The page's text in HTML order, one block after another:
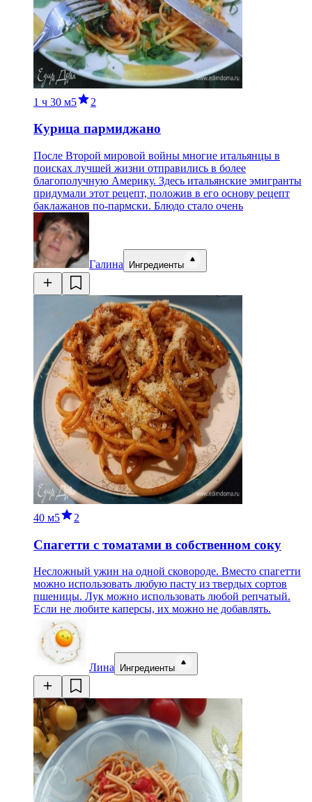
1 ч 30 м5 2
Курица пармиджано
После Второй мировой войны многие итальянцы в
поисках лучшей жизни отправились в более
благополучную Америку. Здесь итальянские эмигранты
придумали этот рецепт, положив в его основу рецепт
баклажанов по-пармски. Блюдо стало очень
Галина Ингредиенты
40 м5 2
Спагетти с томатами в собственном соку
Несложный ужин на одной сковороде. Вместо спагетти
можно использовать любую пасту из твердых сортов
пшеницы. Лук можно использовать любой репчатый.
Если не любите каперсы, их можно не добавлять.
Лина Ингредиенты